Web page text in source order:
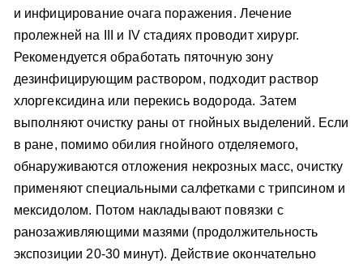
и инфицирование очага поражения. Лечение
пролежней на III и IV стадиях проводит хирург.
Рекомендуется обработать пяточную зону
дезинфицирующим раствором, подходит раствор
хлоргексидина или перекись водорода. Затем
выполняют очистку раны от гнойных выделений. Если
в ране, помимо обилия гнойного отделяемого,
обнаруживаются отложения некрозных масс, очистку
применяют специальными салфетками с трипсином и
мексидолом. Потом накладывают повязки с
ранозаживляющими мазями (продолжительность
экспозиции 20-30 минут). Действие окончательно